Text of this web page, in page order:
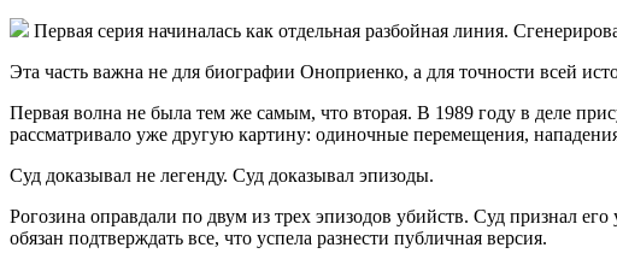
Первая серия начиналась как отдельная разбойная линия.
Эта часть важна не для биографии Оноприенко, а для точности всей
Первая волна не была тем же самым, что вторая. В 1989 году в деле
рассматривало уже другую картину: одиночные перемещения,
Суд доказывал не легенду. Суд доказывал эпизоды.
Рогозина оправдали по двум из трех эпизодов убийств. Суд признал
обязан подтверждать все, что успела разнести публичная версия.